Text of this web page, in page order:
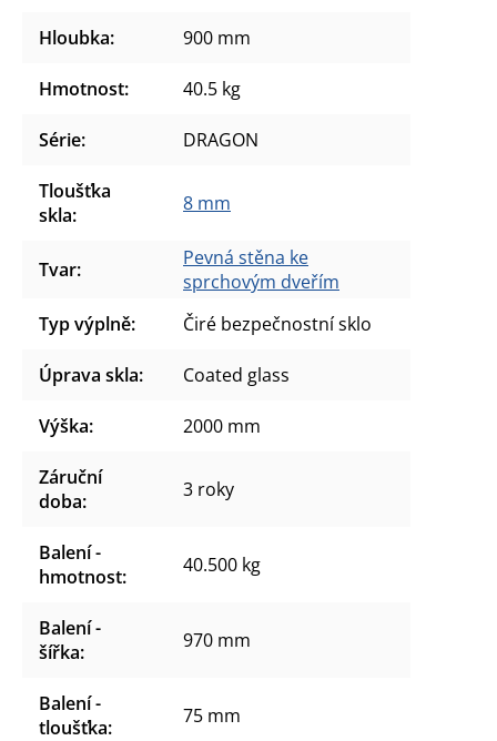
Hloubka: 900 mm
Hmotnost: 40.5 kg
Série: DRAGON
Tloušťka
skla: 8 mm
Tvar:
Pevná stěna ke
sprchovým dveřím
Typ výplně: Čiré bezpečnostní sklo
Úprava skla: Coated glass
Výška: 2000 mm
Záruční
doba: 3 roky
Balení -
hmotnost: 40.500 kg
Balení -
šířka: 970 mm
Balení -
tloušťka: 75 mm